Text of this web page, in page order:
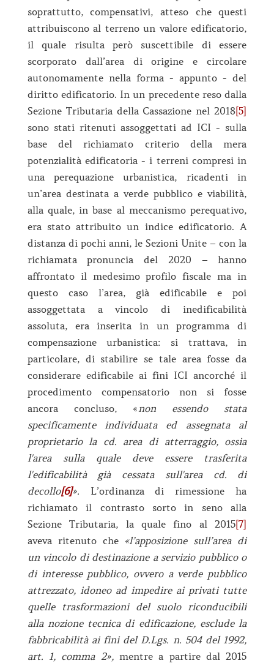
soprattutto, compensativi, atteso che questi
attribuiscono al terreno un valore edificatorio,
il quale risulta però suscettibile di essere
scorporato dall’area di origine e circolare
autonomamente nella forma - appunto - del
diritto edificatorio. In un precedente reso dalla
Sezione Tributaria della Cassazione nel 2018[5]
sono stati ritenuti assoggettati ad ICI - sulla
base del richiamato criterio della mera
potenzialità edificatoria - i terreni compresi in
una perequazione urbanistica, ricadenti in
un’area destinata a verde pubblico e viabilità,
alla quale, in base al meccanismo perequativo,
era stato attribuito un indice edificatorio. A
distanza di pochi anni, le Sezioni Unite – con la
richiamata pronuncia del 2020 – hanno
affrontato il medesimo profilo fiscale ma in
questo caso l’area, già edificabile e poi
assoggettata a vincolo di inedificabilità
assoluta, era inserita in un programma di
compensazione urbanistica: si trattava, in
particolare, di stabilire se tale area fosse da
considerare edificabile ai fini ICI ancorché il
procedimento compensatorio non si fosse
ancora concluso, «non essendo stata
specificamente individuata ed assegnata al
proprietario la cd. area di atterraggio, ossia
l'area sulla quale deve essere trasferita
l'edificabilità già cessata sull'area cd. di
decollo[6]». L’ordinanza di rimessione ha
richiamato il contrasto sorto in seno alla
Sezione Tributaria, la quale fino al 2015[7]
aveva ritenuto che«l’apposizione sull’area di
un vincolo di destinazione a servizio pubblico o
di interesse pubblico, ovvero a verde pubblico
attrezzato, idoneo ad impedire ai privati tutte
quelle trasformazioni del suolo riconducibili
alla nozione tecnica di edificazione, esclude la
fabbricabilità ai fini del D.Lgs. n. 504 del 1992,
art. 1, comma 2», mentre a partire dal 2015